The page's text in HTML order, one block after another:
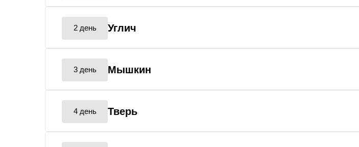
2 день Углич
3 день Мышкин
4 день Тверь